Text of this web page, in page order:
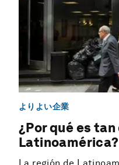
よりよい企業
¿Por qué es
Latinoamérica?